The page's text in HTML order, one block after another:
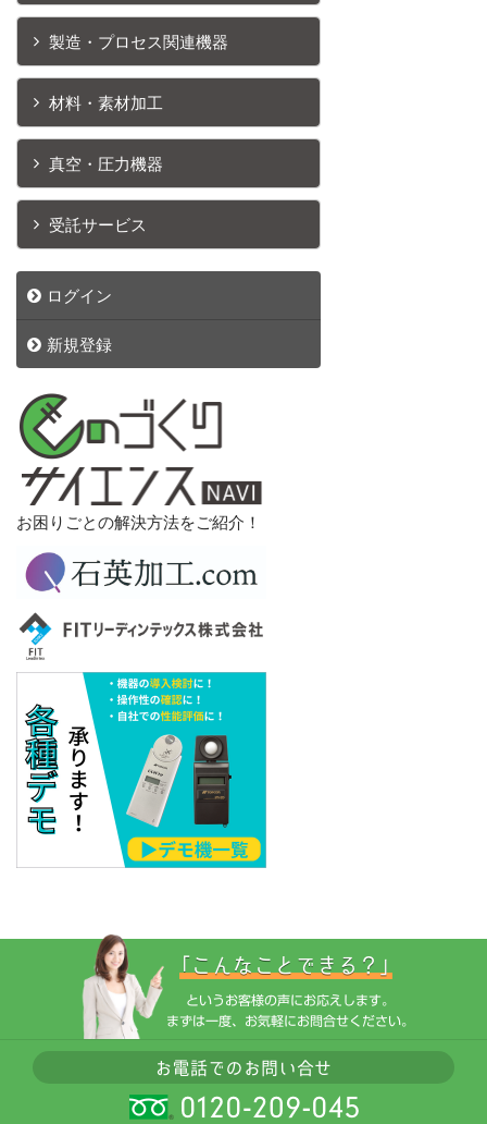
製造・プロセス関連機器
材料・素材加工
真空・圧力機器
受託サービス
ログイン
新規登録
お困りごとの解決方法をご紹介！